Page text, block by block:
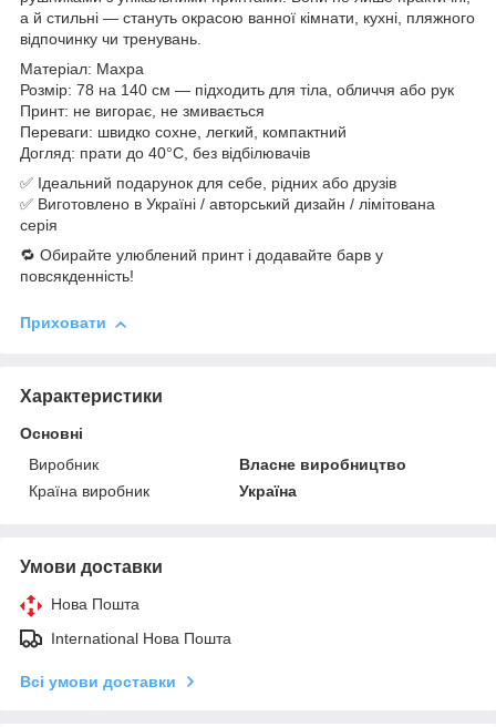
а й стильні — стануть окрасою ванної кімнати, кухні, пляжного
відпочинку чи тренувань.
Матеріал: Махра
Розмір: 78 на 140 см — підходить для тіла, обличчя або рук
Принт: не вигорає, не змивається
Переваги: швидко сохне, легкий, компактний
Догляд: прати до 40°C, без відбілювачів
✅ Ідеальний подарунок для себе, рідних або друзів
✅ Виготовлено в Україні / авторський дизайн / лімітована
серія
🔁 Обирайте улюблений принт і додавайте барв у
повсякденність!
Приховати
Характеристики
Основні
Виробник
Власне виробництво
Країна виробник
Україна
Умови доставки
Нова Пошта
International Нова Пошта
Всі умови доставки